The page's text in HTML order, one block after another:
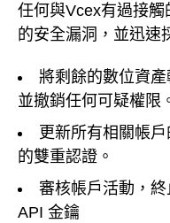
任何與Vcex有過接
的安全漏洞，並迅速
將剩餘的數位資產
並撤銷任何可疑權限
更新所有相關帳
的雙重認證。
審核帳戶活動，
API 金鑰